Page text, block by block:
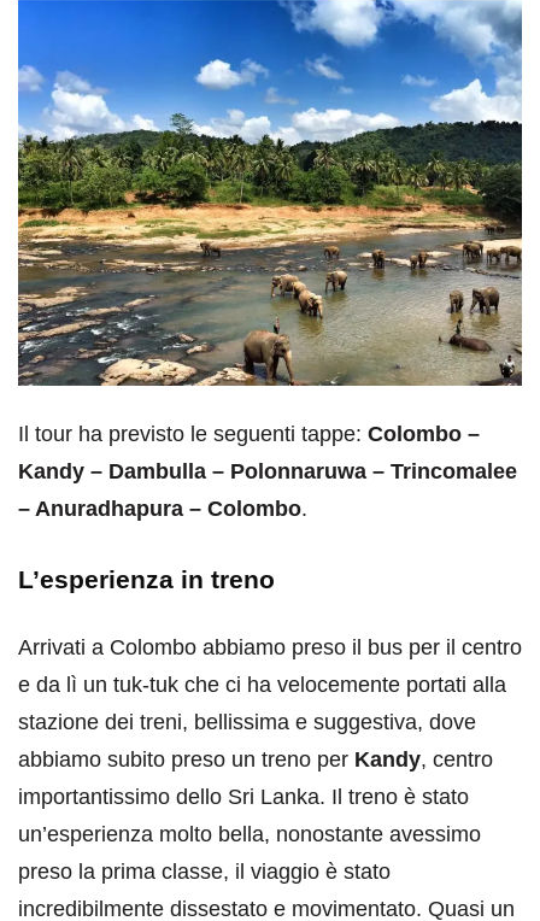
Il tour ha previsto le seguenti tappe: Colombo –
Kandy – Dambulla – Polonnaruwa – Trincomalee
– Anuradhapura – Colombo.
L’esperienza in treno
Arrivati a Colombo abbiamo preso il bus per il centro
e da lì un tuk-tuk che ci ha velocemente portati alla
stazione dei treni, bellissima e suggestiva, dove
abbiamo subito preso un treno per Kandy, centro
importantissimo dello Sri Lanka. Il treno è stato
un’esperienza molto bella, nonostante avessimo
preso la prima classe, il viaggio è stato
incredibilmente dissestato e movimentato. Quasi un